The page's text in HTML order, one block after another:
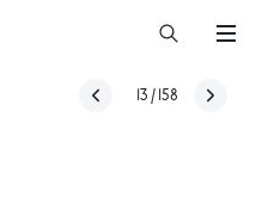
13 / 158